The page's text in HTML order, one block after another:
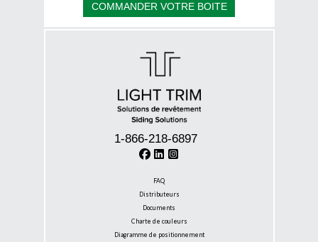
COMMANDER VOTRE BOITE
1-866-218-6897
FAQ
Distributeurs
Documents
Charte de couleurs
Diagramme de positionnement